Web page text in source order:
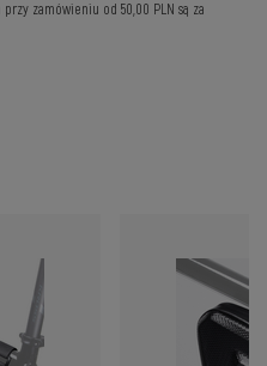
przy zamówieniu od50,00 PLN są za